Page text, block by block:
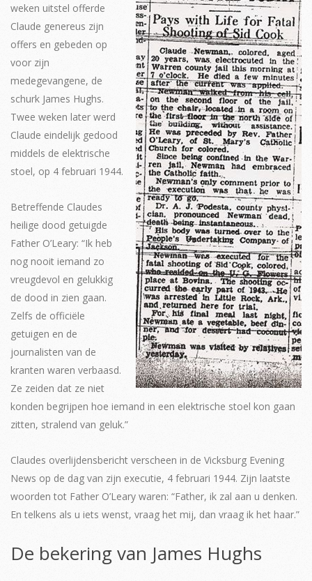
weken uitstel offerde
Claude genereus zijn
offers en gebeden op
voor zijn
medegevangene, de
schurk James Hughs.
Twee weken later werd
Claude eindelijk gedood
middels de elektrische
stoel, op 4 februari 1944.
Betreffende Claudes
heilige dood getuigde
Father O’Leary: “Ik heb
nog nooit iemand zo
vreugdevol en gelukkig
de dood in zien gaan.
Zelfs de officiële
getuigen en de
journalisten van de
kranten waren verbaasd.
Ze zeiden dat ze niet
konden begrijpen hoe iemand in een elektrische stoel kon gaan
zitten, stralend van geluk.”
Claudes overlijdensbericht verscheen in de Vicksburg Evening
News op de dag van zijn executie, 4 februari 1944. Zijn laatste
woorden tot Father O’Leary waren: “Father, ik zal aan u denken.
En telkens als u iets wenst, vraag het mij, dan vraag ik het haar.”
De bekering van James Hughs